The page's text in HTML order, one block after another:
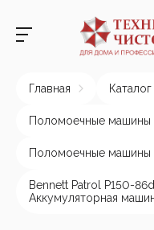
Главная
Поломоечные машины
Поломоечные машины
Bennett Patrol P150-
Аккумуляторная